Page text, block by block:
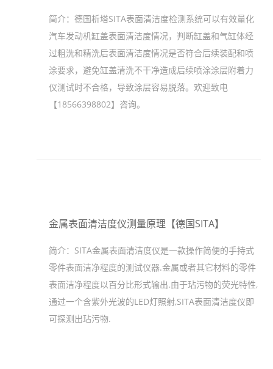
简介： 德国析塔SITA表面清洁度检测系统可以有效量化
汽车发动机缸盖表面清洁度情况，判断缸盖和气缸体经
过粗洗和精洗后表面清洁度情况是否符合后续装配和喷
涂要求，避免缸盖清洗不干净造成后续喷涂涂层附着力
仪测试时不合格，导致涂层容易脱落。欢迎致电
【18566398802】咨询。
金属表面清洁度仪测量原理【德国SITA】
简介： SITA金属表面清洁度仪是一款操作简便的手持式
零件表面洁净程度的测试仪器.金属或者其它材料的零件
表面洁净程度以百分比形式输出.由于玷污物的荧光特性,
通过一个含紫外光波的LED灯照射,SITA表面清洁度仪即
可探测出玷污物.